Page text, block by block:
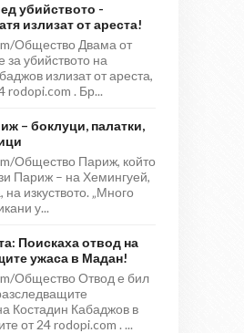
убийството -
излизат от ареста!
Общество Двама от
за убийството на
излизат от ареста,
rodopi.com . Бр...
– боклуци, палатки,
Общество Париж, който
Париж – на Хемингуей,
изкуството. „Много
у...
Поискаха отвод на
ужаса в Мадан!
Общество Отвод е бил
Костадин Кабаджов в
от 24 rodopi.com . ...